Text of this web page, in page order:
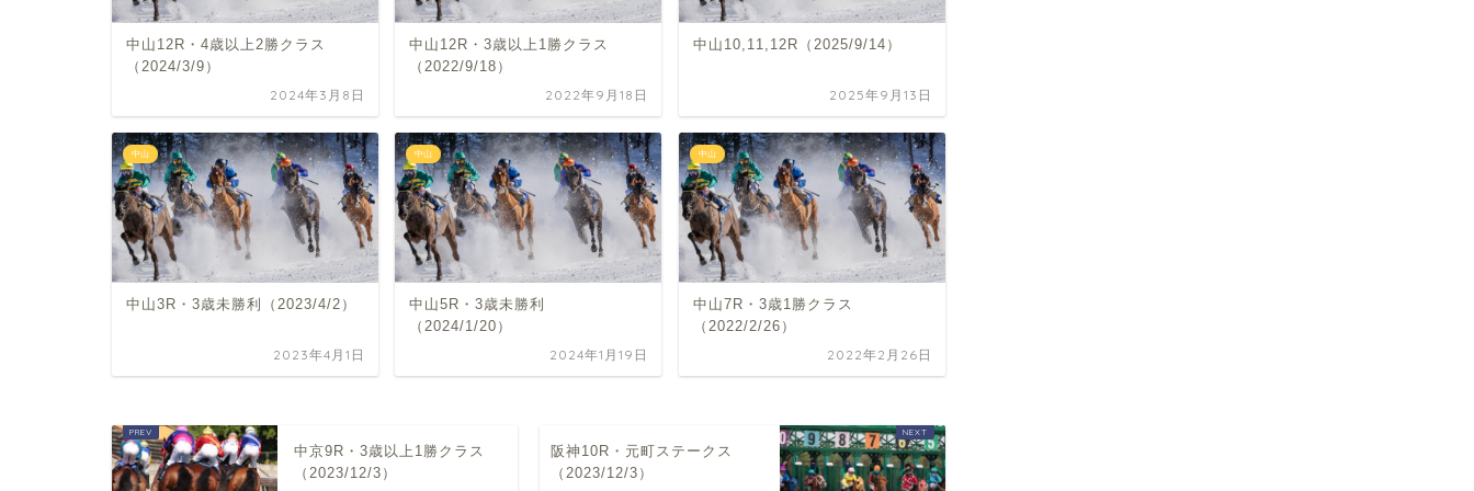
中山12R・4歳以上2勝クラス
（2024/3/9）
2024年3月8日
中山12R・3歳以上1勝クラス
（2022/9/18）
2022年9月18日
中山10,11,12R（2025/9/14）
2025年9月13日
中山
中山3R・3歳未勝利（2023/4/2）
2023年4月1日
中山
中山5R・3歳未勝利
（2024/1/20）
2024年1月19日
中山
中山7R・3歳1勝クラス
（2022/2/26）
2022年2月26日
中京9R・3歳以上1勝クラス
（2023/12/3）
阪神10R・元町ステークス
（2023/12/3）